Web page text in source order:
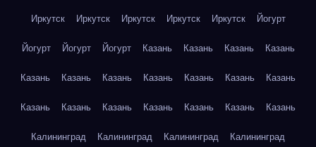
Иркутск Иркутск Иркутск Иркутск Иркутск Йогурт
Йогурт Йогурт Йогурт Казань Казань Казань Казань
Казань Казань Казань Казань Казань Казань Казань
Казань Казань Казань Казань Казань Казань Казань
Калининград Калининград Калининград Калининград